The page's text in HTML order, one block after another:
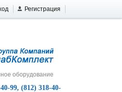
Регистрация
оборудование
99, (812) 318-40-